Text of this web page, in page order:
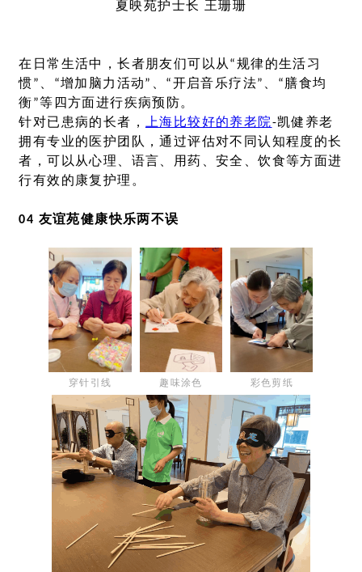
夏映苑护士长 王珊珊
在日常生活中，长者朋友们可以从“规律的生活习
惯”、“增加脑力活动”、“开启音乐疗法”、“膳食均
衡”等四方面进行疾病预防。
针对已患病的长者， 上海比较好的养老院-凯健养老
拥有专业的医护团队，通过评估对不同认知程度的长
者，可以从心理、语言、用药、安全、饮食等方面进
行有效的康复护理。
04 友谊苑健康快乐两不误
穿针引线 趣味涂色 彩色剪纸